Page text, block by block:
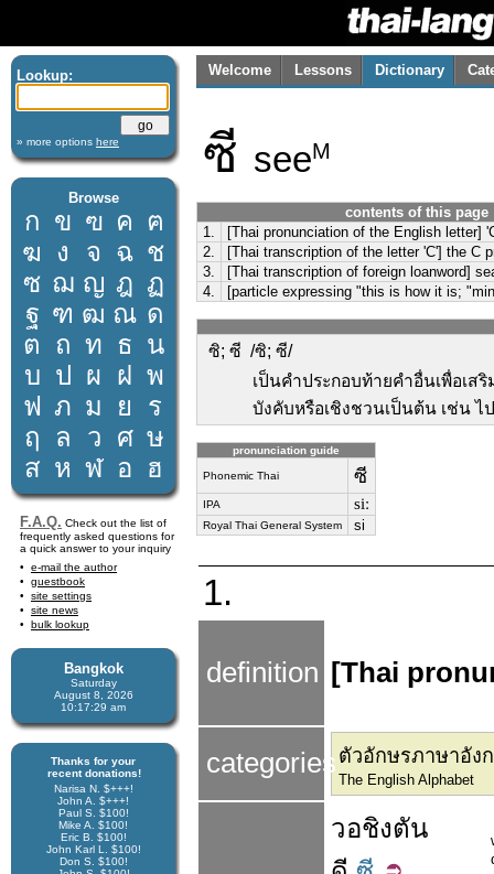
Lookup:
» more options here
Browse
ก ข ฃ ค ฅ
ฆ ง จ ฉ ช
ซ ฌ ญ ฎ ฏ
ฐ ฑ ฒ ณ ด
ต ถ ท ธ น
บ ป ผ ฝ พ
ฟ ภ ม ย
ร
ฤ
ล ว ศ ษ
ส ห ฬ อ ฮ
F.A.Q. Check out the list of
frequently asked questions for
a quick answer to your inquiry
e-mail the author
guestbook
site settings
site news
bulk lookup
Bangkok
Saturday
August 8, 2026
10:17:29 am
Thanks for your
recent donations!
Narisa N. $+++!
John A. $+++!
Paul S. $100!
Mike A. $100!
Eric B. $100!
John Karl L. $100!
Don S. $100!
Welcome Lessons Dictionary
ซี seeM
contents of this page
1.
[Thai pronunciation of the English letter]
2.
[Thai transcription of the letter 'C'] the C
3.
[Thai transcription of foreign loanword]
4.
[particle expressing "this is how it is;
ซิ; ซี /ซิ; ซี/
เป็นคำประกอบท้ายคำอื่นเพื่อเส
บังคับหรือเชิงชวนเป็นต้น เช่น
pronunciation guide
Phonemic Thai ซี
IPA siː
Royal Thai General System si
1.
definition [Thai
categories ตัวอักษรภาษาอัง
The English Alphabet
วอชิงตัน